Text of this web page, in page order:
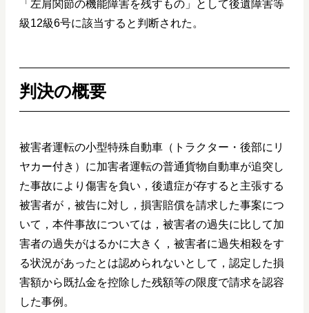
「左肩関節の機能障害を残すもの」として後遺障害等
級12級6号に該当すると判断された。
判決の概要
被害者運転の小型特殊自動車（トラクター・後部にリ
ヤカー付き）に加害者運転の普通貨物自動車が追突し
た事故により傷害を負い，後遺症が存すると主張する
被害者が，被告に対し，損害賠償を請求した事案につ
いて，本件事故については，被害者の過失に比して加
害者の過失がはるかに大きく，被害者に過失相殺をす
る状況があったとは認められないとして，認定した損
害額から既払金を控除した残額等の限度で請求を認容
した事例。